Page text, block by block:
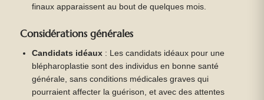
finaux apparaissent au bout de quelques mois.
Considérations générales
Candidats idéaux : Les candidats idéaux pour une
blépharoplastie sont des individus en bonne santé
générale, sans conditions médicales graves qui
pourraient affecter la guérison, et avec des attentes